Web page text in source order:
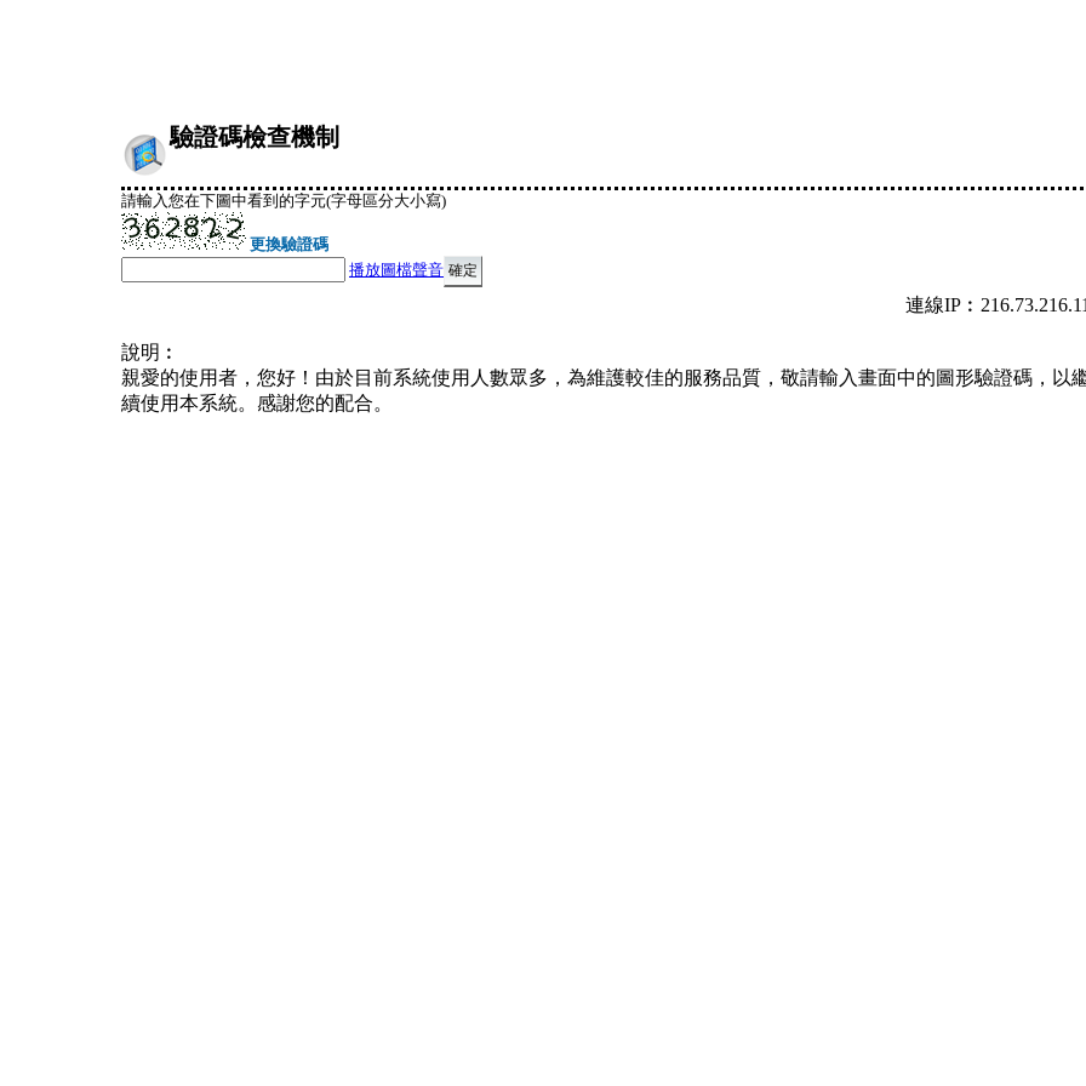
驗證碼檢查機制
請輸入您在下圖中看到的字元(字母區分大小寫)
更換驗證碼
播放圖檔聲音
連線
說明︰
親愛的使用者，您好！由於目前系統使用人數眾多，為維護較佳的服務品質，敬請輸入畫面中的圖形驗證碼，以
續使用本系統。感謝您的配合。